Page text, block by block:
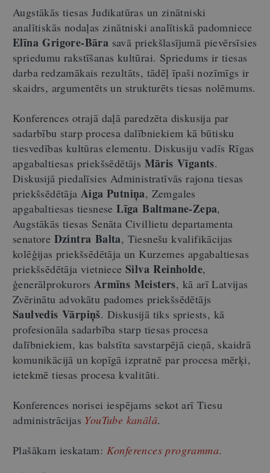
Augstākās tiesas Judikatūras un zinātniski
analītiskās nodaļas zinātniski analītiskā padomniece
Elīna Grigore-Bāra savā priekšlasījumā pievērsīsies
spriedumu rakstīšanas kultūrai. Spriedums ir tiesas
darba redzamākais rezultāts, tādēļ īpaši nozīmīgs ir
skaidrs, argumentēts un strukturēts tiesas nolēmums.
Konferences otrajā daļā paredzēta diskusija par
sadarbību starp procesa dalībniekiem kā būtisku
tiesvedības kultūras elementu. Diskusiju vadīs Rīgas
apgabaltiesas priekšsēdētājs Māris Vīgants.
Diskusijā piedalīsies Administratīvās rajona tiesas
priekšsēdētājaAiga Putniņa, Zemgales
apgabaltiesas tiesneseLīga Baltmane-Zepa,
Augstākās tiesas Senāta Civillietu departamenta
senatore Dzintra Balta, Tiesnešu kvalifikācijas
kolēģijas priekšsēdētāja un Kurzemes apgabaltiesas
priekšsēdētāja vietniece Silva Reinholde,
ģenerālprokurors Armīns Meisters, kā arī Latvijas
Zvērinātu advokātu padomes priekšsēdētājs
Saulvedis Vārpiņš. Diskusijā tiks spriests, kā
profesionāla sadarbība starp tiesas procesa
dalībniekiem, kas balstīta savstarpējā cieņā, skaidrā
komunikācijā un kopīgā izpratnē par procesa mērķi,
ietekmē tiesas procesa kvalitāti.
Konferences norisei iespējams sekot arī Tiesu
administrācijas YouTube kanālā.
Plašākam ieskatam: Konferences programma.